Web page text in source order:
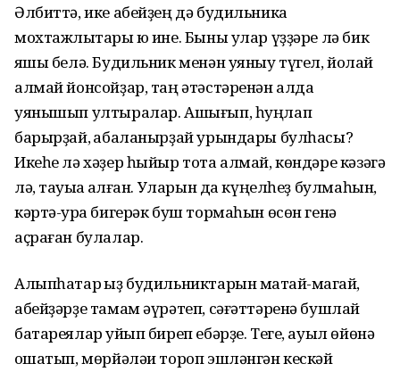
Әлбиттә, ике абейҙең дә будильникҡа
мохтажлыҡтары юҡ ине. Быны улар үҙҙәре лә бик
яҡшы белә. Будильник менән уяныу түгел, йоҡлай
алмай йонсойҙар, таң әтәстәренән алда
уянышып ултыралар. Ашығып, һуңлап
барырҙай, ҡабаланырҙай урындары булһасы?
Икеһе лә хәҙер һыйыр тота алмай, көндәре кәзәгә
лә, тауыҡҡа ҡалған. Уларын да күңелһеҙ булмаһын,
кәртә-ҡура бигерәк буш тормаһын өсөн генә
аҫраған булалар.
Алыпһатар ҡыҙ будильниктарын маҡтай-маҡгай,
абейҙәрҙе тамам әүрәтеп, сәғәттәренә бушлай
батареялар ҡуйып биреп ебәрҙе. Теге, ауыл өйөнә
оҡшатып, мөрйәләи тороп эшләнгән кескәй